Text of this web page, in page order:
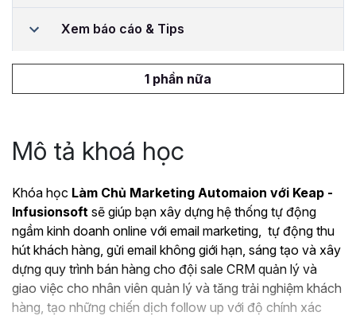
Xem báo cáo & Tips
1 phần nữa
Mô tả khoá học
Khóa học Làm Chủ Marketing Automaion với Keap -
Infusionsoft sẽ giúp bạn xây dựng hệ thống tự động
ngầm kinh doanh online với email marketing, tự động thu
hút khách hàng, gửi email không giới hạn, sáng tạo và xây
dựng quy trình bán hàng cho đội sale CRM quản lý và
giao việc cho nhân viên quản lý và tăng trải nghiệm khách
hàng, tạo những chiến dịch follow up với độ chính xác